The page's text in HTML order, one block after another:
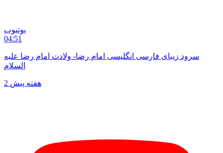
یوتیوب
04:51
سرود زیبای فارسی انگلیسی امام رضا- ولادت امام رضا علیه
السلام
2 هفته پیش